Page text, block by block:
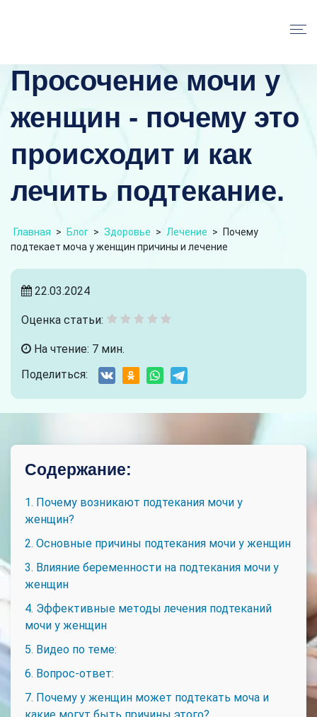
Просочение мочи у
женщин - почему это
происходит и как
лечить подтекание.
Главная > Блог > Здоровье > Лечение >
Почему
подтекает моча у женщин причины и лечение
22.03.2024
Оценка статьи:
На чтение: 7 мин.
Поделиться:
Содержание:
1. Почему возникают подтекания мочи у
женщин?
2. Основные причины подтекания мочи у женщин
3. Влияние беременности на подтекания мочи у
женщин
4. Эффективные методы лечения подтеканий
мочи у женщин
5. Видео по теме:
6. Вопрос-ответ:
7. Почему у женщин может подтекать моча и